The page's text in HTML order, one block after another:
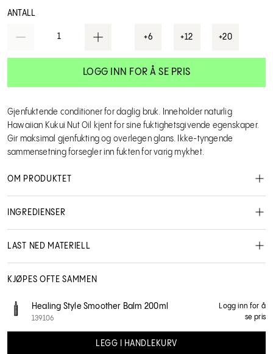
ANTALL
1 +6 +12 +20
LOGG INN FOR Å SE PRIS
Gjenfuktende conditioner for daglig bruk. Inneholder naturlig
Hawaiian Kukui Nut Oil kjent for sine fuktighetsgivende egenskaper.
Gir maksimal gjenfukting og overlegen glans. Ikke-tyngende
sammensetning forsegler inn fukten for varig mykhet.
OM PRODUKTET
og beroligende egenskaper.Tilfører fuktighet med
nanoteknologi. Bygger elastisitet og reparerer og gir glans. Full
UV-beskyttelse og er fargebevarende. Reparerer og gir glans.
Brukerveiledning:Påfør etter shampoo og skylles grundig.
Lanza
INGREDIENSER
LAST NED MATERIELL
MSDS - Safety data sheet
KJØPES OFTE SAMMEN
Healing Style Smoother Balm 200ml
139106
Logg inn for å
se pris
LEGG I HANDLEKURV